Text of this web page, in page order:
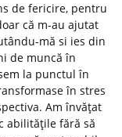
de fericire, pentru
că m-au ajutat
mă si ies din
de muncă în
la punctul în
în stres
Am învățat
abilitățile fără să